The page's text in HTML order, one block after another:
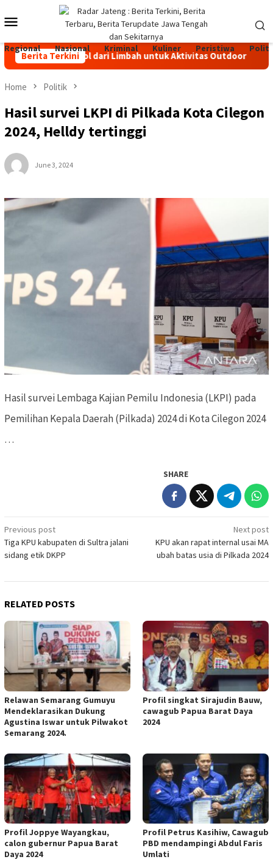
to
Mobile
Menu
Regional Nasional Kriminal Kuliner Peristiwa
Berita Terkini
Bioetanol dari Limbah untuk Aktivitas Outdoor
Home Politik
Hasil survei LKPI di Pilkada Kota Cilegon
2024, Helldy tertinggi
June 3, 2024
Hasil survei Lembaga Kajian Pemilu Indonesia (LKPI) pada
Pemilihan Kepala Daerah (Pilkada) 2024 di Kota Cilegon 2024
…
SHARE
Post
navigation
Previous post
Tiga KPU kabupaten di Sultra jalani
sidang etik DKPP
Next post
KPU akan rapat internal usai MA
ubah batas usia di Pilkada 2024
RELATED POSTS
Relawan Semarang Gumuyu
Mendeklarasikan Dukung
Agustina Iswar untuk Pilwakot
Semarang 2024.
Profil singkat Sirajudin Bauw,
cawagub Papua Barat Daya
2024
Profil Joppye Wayangkau,
calon gubernur Papua Barat
Daya 2024
Profil Petrus Kasihiw, Cawagub
PBD mendampingi Abdul Faris
Umlati